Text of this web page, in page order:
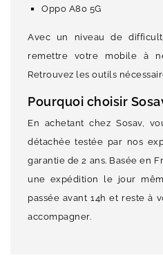
Oppo A80 5G
Avec un niveau de
remettre votre mobile à
Retrouvez les outils
Pourquoi choisir
En achetant chez Sosav,
détachée testée par nos
garantie de 2 ans. Basée en
une expédition le jour
passée avant 14h et reste à
accompagner.